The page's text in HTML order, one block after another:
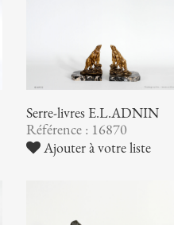
Serre-livres E.L.ADNIN
Référence : 16870
Ajouter à votre liste